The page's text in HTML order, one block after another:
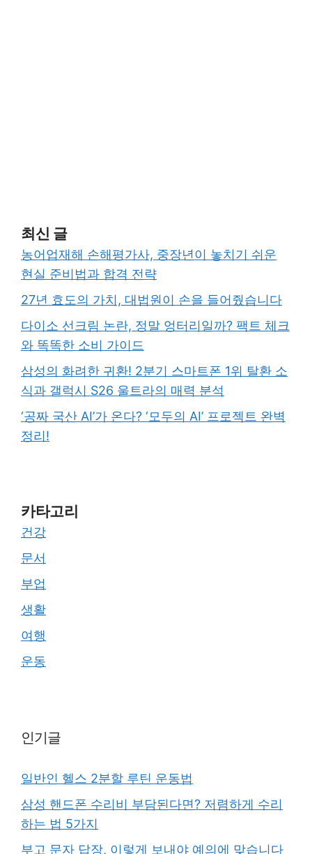
최신 글
농어업재해 손해평가사, 중장년이 놓치기 쉬운
현실 준비법과 합격 전략
27년 효도의 가치, 대법원이 손을 들어줬습니다
다이소 선크림 논란, 정말 엉터리일까? 팩트 체크
와 똑똑한 소비 가이드
삼성의 화려한 귀환! 2분기 스마트폰 1위 탈환 소
식과 갤럭시 S26 울트라의 매력 분석
‘공짜 국산 AI’가 온다? ‘모두의 AI’ 프로젝트 완벽
정리!
카타고리
건강
문서
부업
생활
여행
운동
인기글
일반인 헬스 2분할 루틴 운동법
삼성 핸드폰 수리비 부담된다면? 저렴하게 수리
하는 법 5가지
부고 문자 답장, 이렇게 보내야 예의에 맞습니다